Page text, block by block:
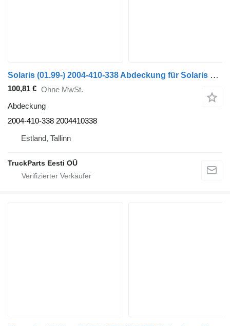
Solaris (01.99-) 2004-410-338 Abdeckung für Solaris Urbino, Alpino, Vacanza (1999-) Bus
100,81 € Ohne MwSt.
Abdeckung
2004-410-338 2004410338
Estland, Tallinn
TruckParts Eesti OÜ